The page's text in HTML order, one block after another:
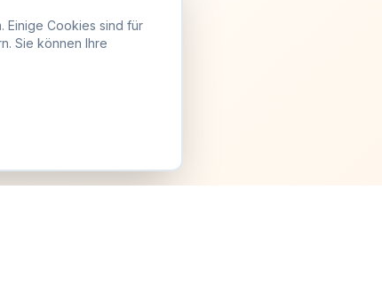
Einige Cookies sind für
Sie können Ihre